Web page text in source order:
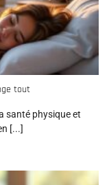
tout
santé physique et
[...]